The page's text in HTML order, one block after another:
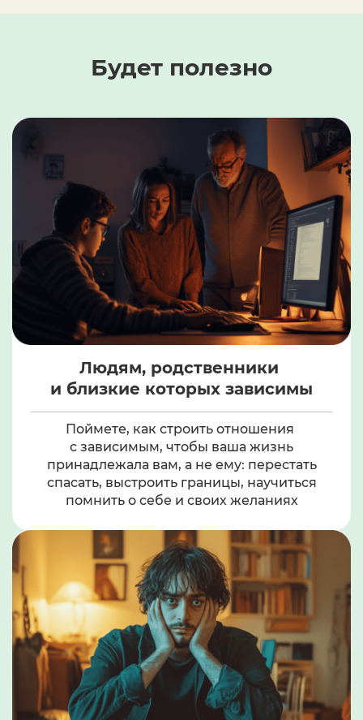
Будет полезно
Людям, родственники
и близкие которых зависимы
Поймете, как строить отношения
с зависимым, чтобы ваша жизнь
принадлежала вам, а не ему: перестать
спасать, выстроить границы, научиться
помнить о себе и своих желаниях